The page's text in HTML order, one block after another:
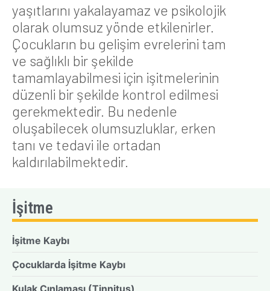
yaşıtlarını yakalayamaz ve psikolojik
olarak olumsuz yönde etkilenirler.
Çocukların bu gelişim evrelerini tam
ve sağlıklı bir şekilde
tamamlayabilmesi için işitmelerinin
düzenli bir şekilde kontrol edilmesi
gerekmektedir. Bu nedenle
oluşabilecek olumsuzluklar, erken
tanı ve tedavi ile ortadan
kaldırılabilmektedir.
İşitme
İşitme Kaybı
Çocuklarda İşitme Kaybı
Kulak Çınlaması (Tinnitus)